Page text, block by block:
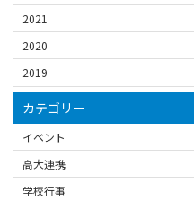
2021
2020
2019
カテゴリー
イベント
高大連携
学校行事